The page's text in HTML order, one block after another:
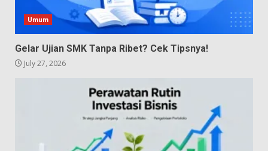
Umum
Gelar Ujian SMK Tanpa Ribet? Cek Tipsnya!
July 27, 2026